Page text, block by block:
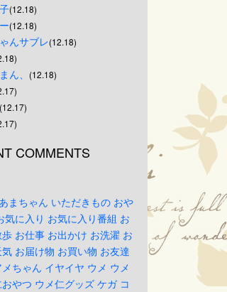
(12.18)
(12.18)
んサブレ(12.18)
ん、 (12.18)
(12.17)
COMMENTS
まちゃん いただきもの おや
気に入り お気に入り番組 お
お仕事 お出かけ お洗濯 お
お届け物 お買い物 お友達
メちゃん イヤイヤ ウメ ウメ
やつ ウメ仁グッズ ケガ コ